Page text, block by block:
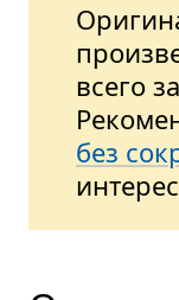
всего
без